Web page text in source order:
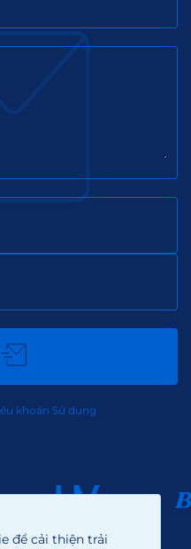
để cải thiện trải
khoản Sử dụng